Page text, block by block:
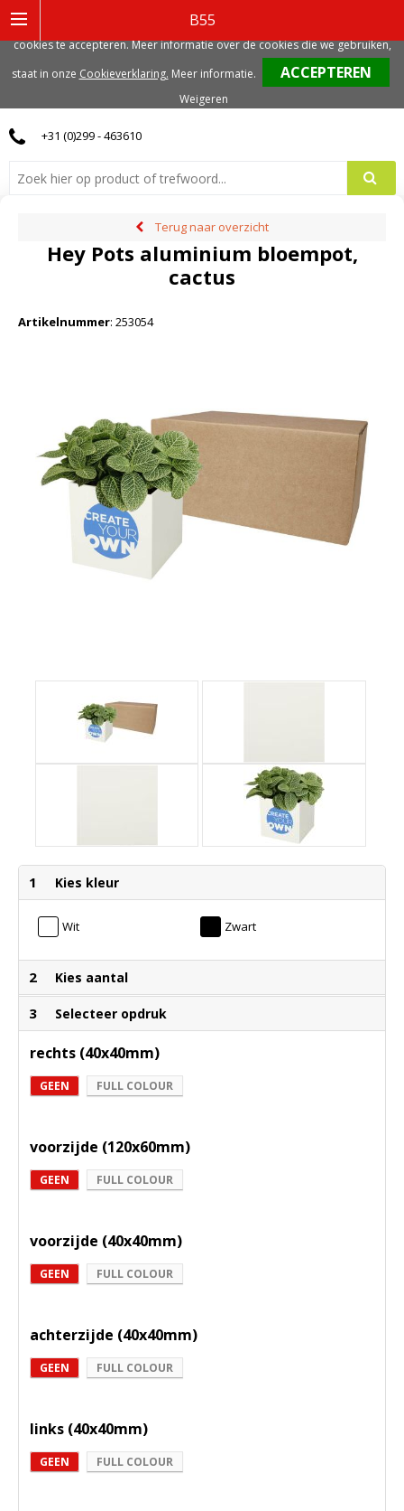
B55
0
+31 (0)299 - 463610
Terug naar overzicht
Hey Pots aluminium bloempot,
cactus
Artikelnummer: 253054
1 Kies kleur
Wit Zwart
2 Kies aantal
3 Selecteer opdruk
rechts (40x40mm)
GEEN FULL COLOUR
voorzijde (120x60mm)
GEEN FULL COLOUR
voorzijde (40x40mm)
GEEN FULL COLOUR
achterzijde (40x40mm)
GEEN FULL COLOUR
links (40x40mm)
GEEN FULL COLOUR
gerelateerde cookies. Voor de beste gebruikerservaring, adviseren we deze
cookies te accepteren. Meer informatie over de cookies die we gebruiken,
staat in onze Cookieverklaring. Meer informatie.
Weigeren